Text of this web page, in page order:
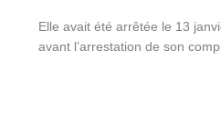
Elle avait été arrêtée le 13
avant l’arrestation de son